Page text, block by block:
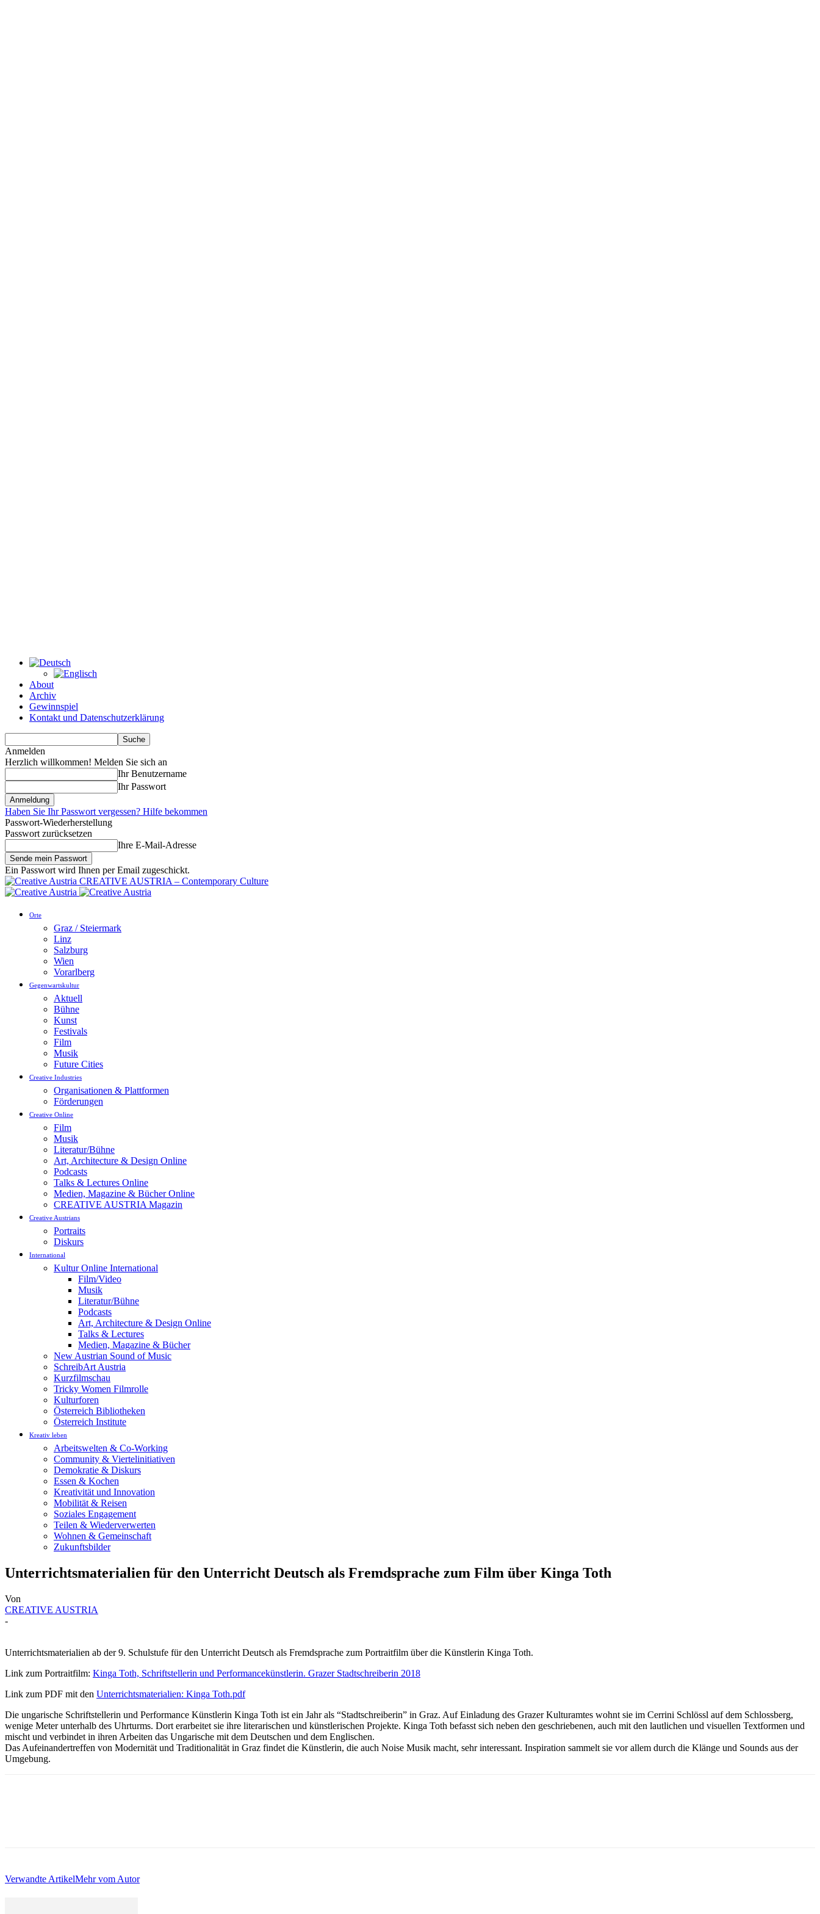
About
Archiv
Gewinnspiel
Kontakt und Datenschutzerklärung
Anmelden
Herzlich willkommen! Melden Sie sich an
Ihr Benutzername
Ihr Passwort
Haben Sie Ihr Passwort vergessen? Hilfe bekommen
Passwort-Wiederherstellung
Passwort zurücksetzen
Ihre E-Mail-Adresse
Ein Passwort wird Ihnen per Email zugeschickt.
CREATIVE AUSTRIA – Contemporary Culture
Orte
Graz / Steiermark
Linz
Salzburg
Wien
Vorarlberg
Gegenwartskultur
Aktuell
Bühne
Kunst
Festivals
Film
Musik
Future Cities
Creative Industries
Organisationen & Plattformen
Förderungen
Creative Online
Film
Musik
Literatur/Bühne
Art, Architecture & Design Online
Podcasts
Talks & Lectures Online
Medien, Magazine & Bücher Online
CREATIVE AUSTRIA Magazin
Creative Austrians
Portraits
Diskurs
International
Kultur Online International
Film/Video
Musik
Literatur/Bühne
Podcasts
Art, Architecture & Design Online
Talks & Lectures
Medien, Magazine & Bücher
New Austrian Sound of Music
SchreibArt Austria
Kurzfilmschau
Tricky Women Filmrolle
Kulturforen
Österreich Bibliotheken
Österreich Institute
Kreativ leben
Arbeitswelten & Co-Working
Community & Viertelinitiativen
Demokratie & Diskurs
Essen & Kochen
Kreativität und Innovation
Mobilität & Reisen
Soziales Engagement
Teilen & Wiederverwerten
Wohnen & Gemeinschaft
Zukunftsbilder
Unterrichtsmaterialien für den Unterricht Deutsch als Fremdsprache zum Film über Kinga Toth
Von
CREATIVE AUSTRIA
-
Unterrichtsmaterialien ab der 9. Schulstufe für den Unterricht Deutsch als Fremdsprache zum Portraitfilm über die Künstlerin Kinga Toth.
Link zum Portraitfilm: Kinga Toth, Schriftstellerin und Performancekünstlerin. Grazer Stadtschreiberin 2018
Link zum PDF mit den Unterrichtsmaterialien: Kinga Toth.pdf
Die ungarische Schriftstellerin und Performance Künstlerin Kinga Toth ist ein Jahr als “Stadtschreiberin” in Graz. Auf Einladung des Grazer Kulturamtes wohnt sie im Cerrini Schlössl auf dem Schlossberg,
wenige Meter unterhalb des Uhrturms. Dort erarbeitet sie ihre literarischen und künstlerischen Projekte. Kinga Toth befasst sich neben den geschriebenen, auch mit den lautlichen und visuellen Textformen und
mischt und verbindet in ihren Arbeiten das Ungarische mit dem Deutschen und dem Englischen.
Das Aufeinandertreffen von Modernität und Traditionalität in Graz findet die Künstlerin, die auch Noise Musik macht, sehr interessant. Inspiration sammelt sie vor allem durch die Klänge und Sounds aus der
Umgebung.
Verwandte ArtikelMehr vom Autor